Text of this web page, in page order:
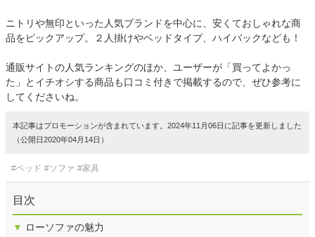
ニトリや無印といった人気ブランドを中心に、安くておしゃれな商
品をピックアップ。２人掛けやベッドタイプ、ハイバックなども！
通販サイトの人気ランキングのほか、ユーザーが「買ってよかっ
た」とイチオシする商品も口コミ付きで掲載するので、ぜひ参考に
してくださいね。
本記事はプロモーションが含まれています。2024年11月06日に記事を更新しました
（公開日2020年04月14日）
#ベッド #ソファ #家具
目次
▼ ローソファの魅力